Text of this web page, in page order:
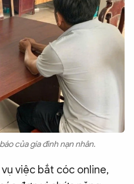
Công an
của gia đình nạn nhân.
việc bắt cóc online,